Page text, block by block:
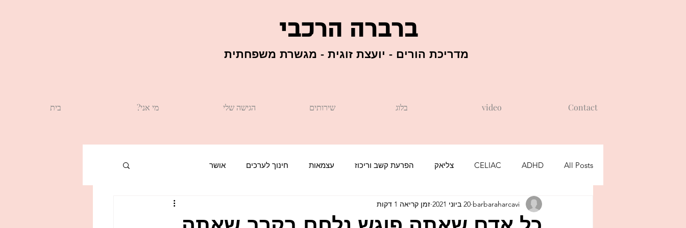
ברברה הרכבי
מדריכת הורים - יועצת זוגית - מגשרת משפחתית
בית ?מי אני הגישה שלי שירותים בלוג video Contact
All Posts
ADHD
CELIAC צליאק הפרעת קשב וריכוז עצמאות חינוך לערכים אושר
שקרים של ילדים דוגמה אישית ערך עצמי אופטימיות barbaraharcavi 20 ביוני 2021 זמן קריאה 1 דקות